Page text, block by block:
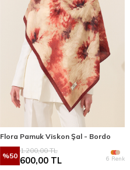
Flora Pamuk Viskon Şal - Bordo
%50
1.200,00TL
600,00 TL 6 Renk